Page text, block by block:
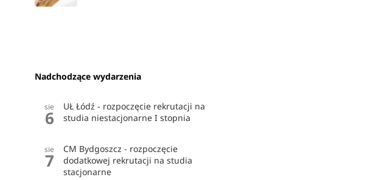
Nadchodzące wydarzenia
sie
6
UŁ Łódź - rozpoczęcie rekrutacji na
studia niestacjonarne I stopnia
sie
7
CM Bydgoszcz - rozpoczęcie
dodatkowej rekrutacji na studia
stacjonarne